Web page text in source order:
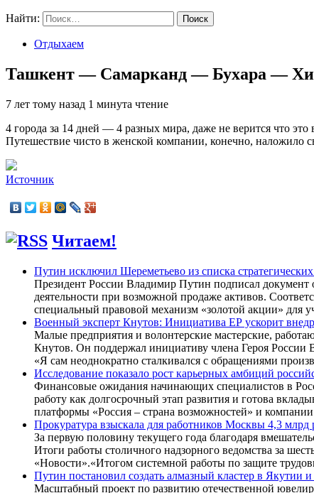
Найти:
Отдыхаем
Ташкент — Самарканд — Бухара —
7 лет тому назад 1 минута чтение
4 города за 14 дней — 4 разных мира, даже не верится что
Путешествие чисто в женской компании, конечно, наложило
Источник
Читаем!
Путин исключил Шереметьево из списка
Президент России Владимир Путин подписал документ
деятельности при возможной продаже активов.
специальный правовой механизм «золотой акции»
Военный эксперт Кнутов: Инициатива ЕР ускорит
Малые предприятия и волонтерские мастерские,
Кнутов. Он поддержал инициативу члена Героя России
«Я сам неоднократно сталкивался с обращениями
Исследование показало рост карьерных амбиций
Финансовые ожидания начинающих специалистов в
работу как долгосрочный этап развития и готова
платформы «Россия – страна возможностей» и
Прокуратура взыскала для работников Москвы 4,3 млрд
За первую половину текущего года благодаря
Итоги работы столичного надзорного ведомства за
«Новости».«Итогом системной работы по защите
Путин постановил создать алмазный кластер в Якутии
Масштабный проект по развитию отечественной